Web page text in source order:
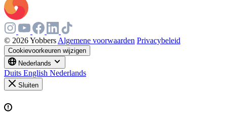
© 2026 Yobbers Algemene voorwaarden Privacybeleid
Cookievoorkeuren wijzigen
Nederlands
Duits English Nederlands
Sluiten